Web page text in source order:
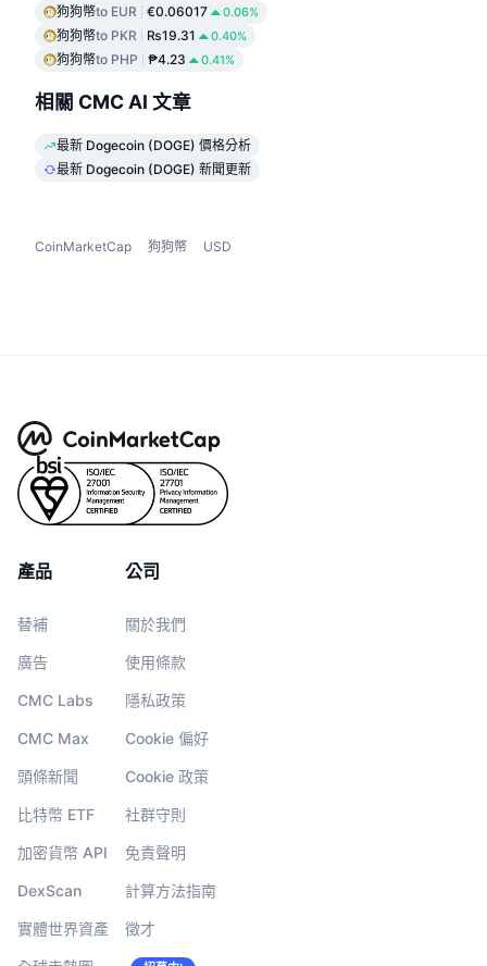
狗狗幣to EUR €0.06017 0.06%
狗狗幣to PKR ₨19.31 0.40%
狗狗幣to PHP ₱4.23 0.41%
相關 CMC AI 文章
最新 Dogecoin (DOGE) 價格分析
最新 Dogecoin (DOGE) 新聞更新
CoinMarketCap 狗狗幣 USD
產品
替補
廣告
CMC Labs
CMC Max
頭條新聞
比特幣 ETF
加密貨幣 API
DexScan
實體世界資產
公司
關於我們
使用條款
隱私政策
Cookie 偏好
Cookie 政策
社群守則
免責聲明
計算方法指南
徵才